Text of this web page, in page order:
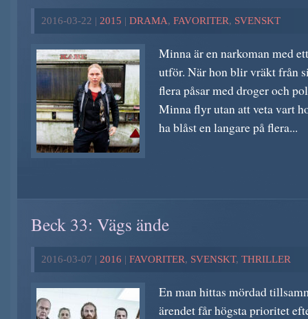
2016-03-22 | 2015 | DRAMA, FAVORITER, SVENSKT
Minna är en narkoman med
utför. När hon blir vräkt från
flera påsar med droger och
Minna flyr utan att veta vart
ha blåst en langare på flera...
Beck 33: Vägs ände
2016-03-07 | 2016 | FAVORITER, SVENSKT, THRILLER
En man hittas mördad
ärendet får högsta prioritet